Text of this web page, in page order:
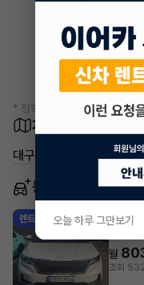
* 정확한 정보는 판매자와 반
차량 위치
대구 북구 노원동1가
동일 차종 이어카
렌트 기아 카
월
조회
오늘 하루 그만보기